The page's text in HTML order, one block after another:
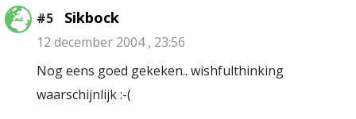
#5 Sikbock
12 december 2004 , 23:56
Nog eens goed gekeken.. wishfulthinking
waarschijnlijk :-(